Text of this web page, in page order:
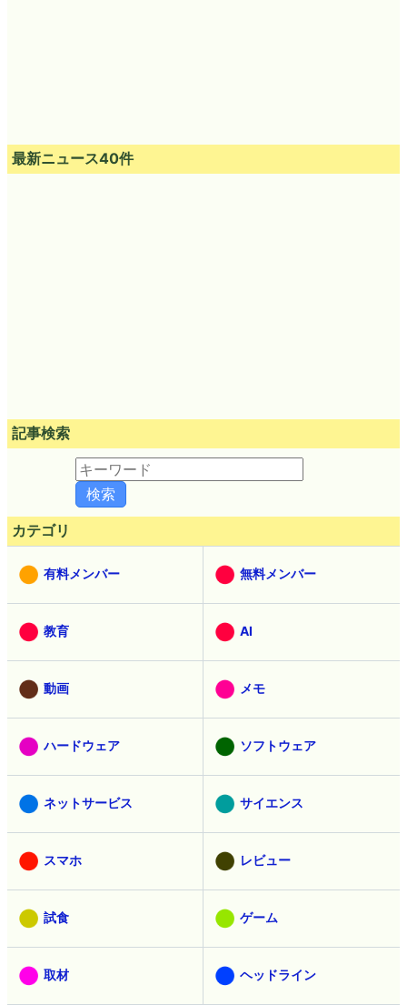
最新ニュース40件
記事検索
カテゴリ
有料メンバー 無料メンバー
教育 AI
動画 メモ
ハードウェア ソフトウェア
ネットサービス サイエンス
スマホ レビュー
試食 ゲーム
取材 ヘッドライン